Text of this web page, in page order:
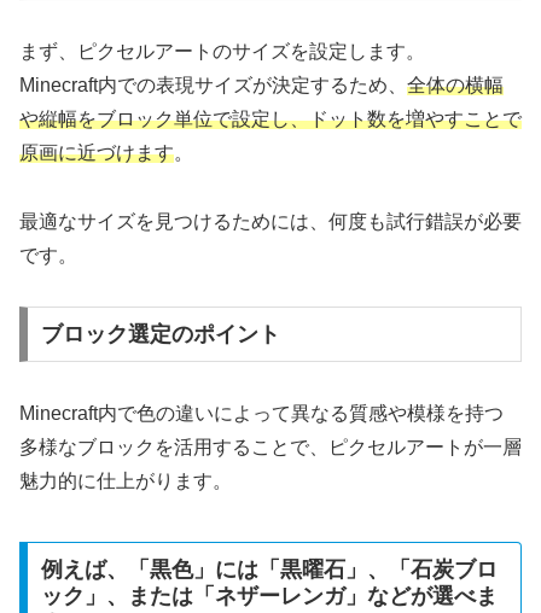
まず、ピクセルアートのサイズを設定します。
Minecraft内での表現サイズが決定するため、 全体の横幅
や縦幅をブロック単位で設定し、ドット数を増やすことで
原画に近づけます。
最適なサイズを見つけるためには、何度も試行錯誤が必要
です。
ブロック選定のポイント
Minecraft内で色の違いによって異なる質感や模様を持つ
多様なブロックを活用することで、ピクセルアートが一層
魅力的に仕上がります。
例えば、「黒色」には「黒曜石」、「石炭ブロ
ック」、または「ネザーレンガ」などが選べま